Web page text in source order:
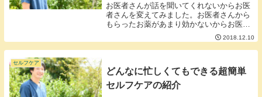
お医者さんが話を聞いてくれないからお医
者さんを変えてみました。お医者さんから
もらったお薬があまり効かないからお医者
さんを変えてみました。のように、お医者
さんを変えるという話。利用者さんから良
く聞く話なのですがお医者さんを変えたと
2018.12.10
セルフケア
どんなに忙しくてもできる超簡単
セルフケアの紹介